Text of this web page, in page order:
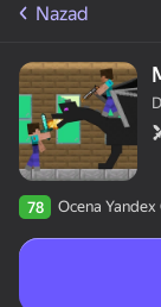
Nazad
78 Ocena Yandex